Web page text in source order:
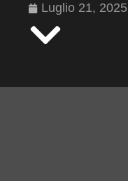
Luglio 21, 2025